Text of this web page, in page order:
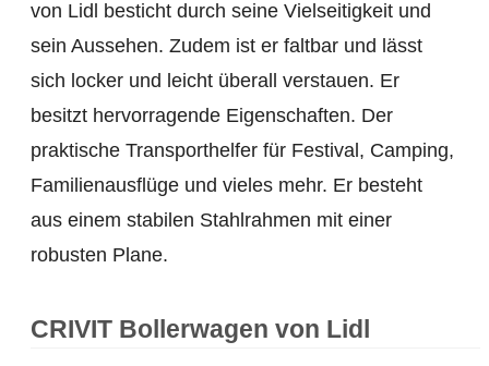
von Lidl besticht durch seine Vielseitigkeit und
sein Aussehen. Zudem ist er faltbar und lässt
sich locker und leicht überall verstauen. Er
besitzt hervorragende Eigenschaften. Der
praktische Transporthelfer für Festival, Camping,
Familienausflüge und vieles mehr. Er besteht
aus einem stabilen Stahlrahmen mit einer
robusten Plane.
CRIVIT Bollerwagen von Lidl